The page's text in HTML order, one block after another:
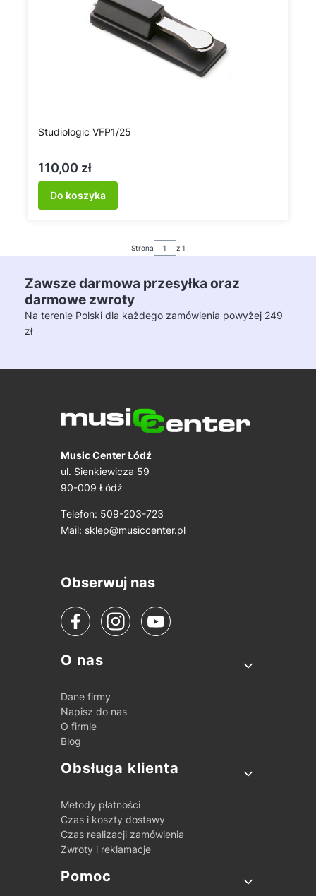
Studiologic VFP1/25
Cena
110,00 zł
Do koszyka
Strona z 1
Zawsze darmowa przesyłka oraz
darmowe zwroty
Na terenie Polski dla każdego zamówienia powyżej 249
zł
Music Center Łódź
ul. Sienkiewicza 59
90-009 Łódź
Telefon: 509-203-723
Mail: sklep@musiccenter.pl
Obserwuj nas
Linki w stopce
O nas
Dane firmy
Napisz do nas
O firmie
Blog
Obsługa klienta
Metody płatności
Czas i koszty dostawy
Czas realizacji zamówienia
Zwroty i reklamacje
Pomoc